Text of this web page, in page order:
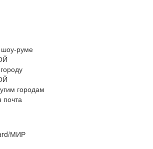
руме
городам
почта
МИР